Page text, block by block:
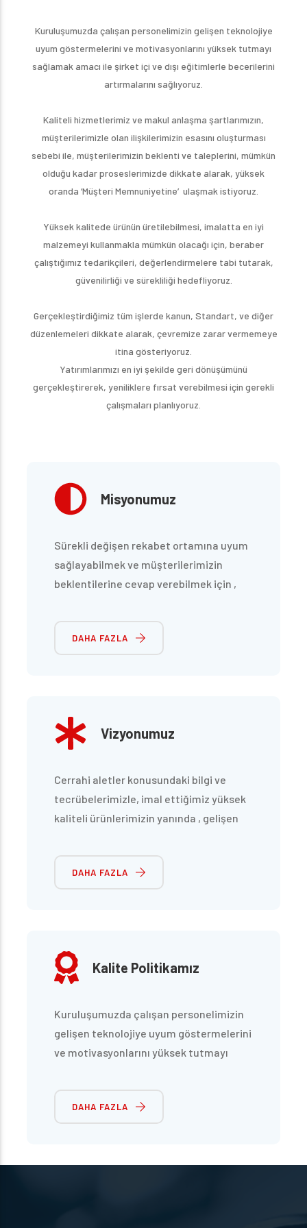
Kuruluşumuzda çalışan personelimizin gelişen teknolojiye
uyum göstermelerini ve motivasyonlarını yüksek tutmayı
sağlamak amacı ile şirket içi ve dışı eğitimlerle becerilerini
artırmalarını sağlıyoruz.
Kaliteli hizmetlerimiz ve makul anlaşma şartlarımızın,
müşterilerimizle olan ilişkilerimizin esasını oluşturması
sebebi ile, müşterilerimizin beklenti ve taleplerini, mümkün
olduğu kadar proseslerimizde dikkate alarak, yüksek
oranda ‘Müşteri Memnuniyetine’ ulaşmak istiyoruz.
Yüksek kalitede ürünün üretilebilmesi, imalatta en iyi
malzemeyi kullanmakla mümkün olacağı için, beraber
çalıştığımız tedarikçileri, değerlendirmelere tabi tutarak,
güvenilirliği ve sürekliliği hedefliyoruz.
Gerçekleştirdiğimiz tüm işlerde kanun, Standart, ve diğer
düzenlemeleri dikkate alarak, çevremize zarar vermemeye
itina gösteriyoruz.
Yatırımlarımızı en iyi şekilde geri dönüşümünü
gerçekleştirerek, yeniliklere fırsat verebilmesi için gerekli
çalışmaları planlıyoruz.
Misyonumuz
Sürekli değişen rekabet ortamına uyum
sağlayabilmek ve müşterilerimizin
beklentilerine cevap verebilmek için ,
aldığı,teknolojik gelişmeleri,metotları ve
kaliteli hammaddeyi imalat sürecinde
DAHA FAZLA
Vizyonumuz
Cerrahi aletler konusundaki bilgi ve
tecrübelerimizle, imal ettiğimiz yüksek
kaliteli ürünlerimizin yanında , gelişen
de ürün yelpazemizle birleştirerek, yurt
dışına “ know how” transferi
DAHA FAZLA
Kalite Politikamız
Kuruluşumuzda çalışan personelimizin
gelişen teknolojiye uyum göstermelerini
ve motivasyonlarını yüksek tutmayı
eğitimlerle becerilerini artırmalarını
sağlıyoruz.
DAHA FAZLA